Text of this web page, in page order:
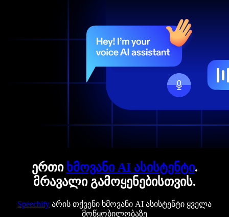
ერთი ხმოვანი AI ასისტენტი.
მრავალი გამოყენებისთვის.
Speechify არის თქვენი ხმოვანი AI ასისტენტი ყველა
მოწყობილობაზე